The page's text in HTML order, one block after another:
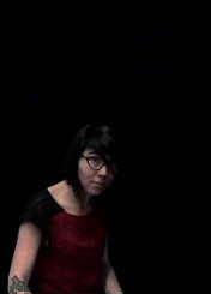
rax2/...